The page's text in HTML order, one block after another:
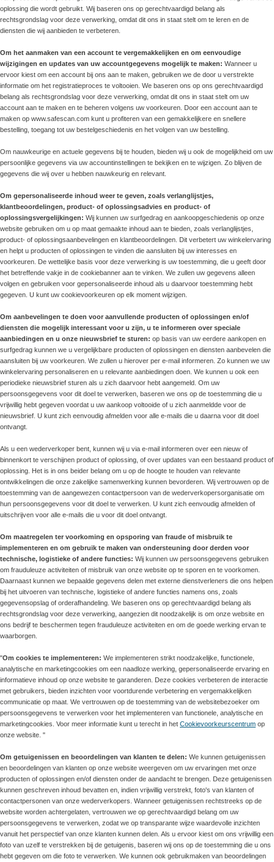
oplossing die wordt gebruikt. Wij baseren ons op gerechtvaardigd belang als
rechtsgrondslag voor deze verwerking, omdat dit ons in staat stelt om te leren en de
diensten die wij aanbieden te verbeteren.
Om het aanmaken van een account te vergemakkelijken en om eenvoudige
wijzigingen en updates van uw accountgegevens mogelijk te maken: Wanneer u
ervoor kiest om een account bij ons aan te maken, gebruiken we de door u verstrekte
informatie om het registratieproces te voltooien. We baseren ons op ons gerechtvaardigd
belang als rechtsgrondslag voor deze verwerking, omdat dit ons in staat stelt om uw
account aan te maken en te beheren volgens uw voorkeuren. Door een account aan te
maken op www.safescan.com kunt u profiteren van een gemakkelijkere en snellere
bestelling, toegang tot uw bestelgeschiedenis en het volgen van uw bestelling.
Om nauwkeurige en actuele gegevens bij te houden, bieden wij u ook de mogelijkheid om uw
persoonlijke gegevens via uw accountinstellingen te bekijken en te wijzigen. Zo blijven de
gegevens die wij over u hebben nauwkeurig en relevant.
Om gepersonaliseerde inhoud weer te geven, zoals verlanglijstjes,
klantbeoordelingen, product- of oplossingsadvies en product- of
oplossingsvergelijkingen: Wij kunnen uw surfgedrag en aankoopgeschiedenis op onze
website gebruiken om u op maat gemaakte inhoud aan te bieden, zoals verlanglijstjes,
product- of oplossingsaanbevelingen en klantbeoordelingen. Dit verbetert uw winkelervaring
en helpt u producten of oplossingen te vinden die aansluiten bij uw interesses en
voorkeuren. De wettelijke basis voor deze verwerking is uw toestemming, die u geeft door
het betreffende vakje in de cookiebanner aan te vinken. We zullen uw gegevens alleen
volgen en gebruiken voor gepersonaliseerde inhoud als u daarvoor toestemming hebt
gegeven. U kunt uw cookievoorkeuren op elk moment wijzigen.
Om aanbevelingen te doen voor aanvullende producten of oplossingen en/of
diensten die mogelijk interessant voor u zijn, u te informeren over speciale
aanbiedingen en u onze nieuwsbrief te sturen: op basis van uw eerdere aankopen en
surfgedrag kunnen we u vergelijkbare producten of oplossingen en diensten aanbevelen die
aansluiten bij uw voorkeuren. We zullen u hierover per e-mail informeren. Zo kunnen we uw
winkelervaring personaliseren en u relevante aanbiedingen doen. We kunnen u ook een
periodieke nieuwsbrief sturen als u zich daarvoor hebt aangemeld. Om uw
persoonsgegevens voor dit doel te verwerken, baseren we ons op de toestemming die u
vrijwillig hebt gegeven voordat u uw aankoop voltooide of u zich aanmeldde voor de
nieuwsbrief. U kunt zich eenvoudig afmelden voor alle e-mails die u daarna voor dit doel
ontvangt.
Als u een wederverkoper bent, kunnen wij u via e-mail informeren over een nieuw of
binnenkort te verschijnen product of oplossing, of over updates van een bestaand product of
oplossing. Het is in ons beider belang om u op de hoogte te houden van relevante
ontwikkelingen die onze zakelijke samenwerking kunnen bevorderen. Wij vertrouwen op de
toestemming van de aangewezen contactpersoon van de wederverkopersorganisatie om
hun persoonsgegevens voor dit doel te verwerken. U kunt zich eenvoudig afmelden of
uitschrijven voor alle e-mails die u voor dit doel ontvangt.
Om maatregelen ter voorkoming en opsporing van fraude of misbruik te
implementeren en om gebruik te maken van ondersteuning door derden voor
technische, logistieke of andere functies: Wij kunnen uw persoonsgegevens gebruiken
om frauduleuze activiteiten of misbruik van onze website op te sporen en te voorkomen.
Daarnaast kunnen we bepaalde gegevens delen met externe dienstverleners die ons helpen
bij het uitvoeren van technische, logistieke of andere functies namens ons, zoals
gegevensopslag of orderafhandeling. We baseren ons op gerechtvaardigd belang als
rechtsgrondslag voor deze verwerking, aangezien dit noodzakelijk is om onze website en
ons bedrijf te beschermen tegen frauduleuze activiteiten en om de goede werking ervan te
waarborgen.
"Om cookies te implementeren: We implementeren strikt noodzakelijke, functionele,
analytische en marketingcookies om een naadloze werking, gepersonaliseerde ervaring en
informatieve inhoud op onze website te garanderen. Deze cookies verbeteren de interactie
met gebruikers, bieden inzichten voor voortdurende verbetering en vergemakkelijken
communicatie op maat. We vertrouwen op de toestemming van de websitebezoeker om
persoonsgegevens te verwerken voor het implementeren van functionele, analytische en
marketingcookies. Voor meer informatie kunt u terecht in het Cookievoorkeurscentrum op
onze website. "
Om getuigenissen en beoordelingen van klanten te delen: We kunnen getuigenissen
en beoordelingen van klanten op onze website weergeven om uw ervaringen met onze
producten of oplossingen en/of diensten onder de aandacht te brengen. Deze getuigenissen
kunnen geschreven inhoud bevatten en, indien vrijwillig verstrekt, foto's van klanten of
contactpersonen van onze wederverkopers. Wanneer getuigenissen rechtstreeks op de
website worden achtergelaten, vertrouwen we op gerechtvaardigd belang om uw
persoonsgegevens te verwerken, zodat we op transparante wijze waardevolle inzichten
vanuit het perspectief van onze klanten kunnen delen. Als u ervoor kiest om ons vrijwillig een
foto van uzelf te verstrekken bij de getuigenis, baseren wij ons op de toestemming die u ons
hebt gegeven om die foto te verwerken. We kunnen ook gebruikmaken van beoordelingen